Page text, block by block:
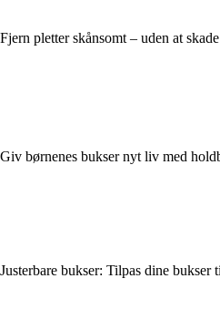
Fjern pletter skånsomt – uden at
Giv børnenes bukser nyt liv med
Justerbare bukser: Tilpas dine bukser